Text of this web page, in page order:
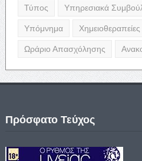
Τύπος Υπηρεσιακά
Υπόμνημα
Ωράριο Απασχόλησης
Πρόσφατο Τεύχος